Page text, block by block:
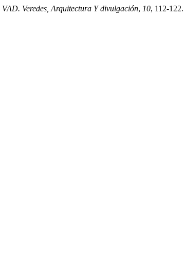
VAD. Veredes, Arquitectura Y divulgación, 10, 112-122.